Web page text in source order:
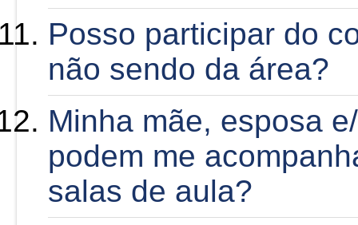
Posso participar do
não sendo da área?
Minha mãe, esposa
podem me
salas de aula?